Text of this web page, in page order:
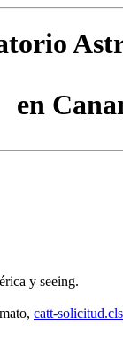
en
y seeing.
catt-solicitud.cls